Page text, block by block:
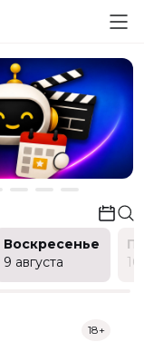
Воскресенье
9 августа
18+